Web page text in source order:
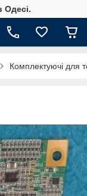
Одесі.
Комплектуючі для